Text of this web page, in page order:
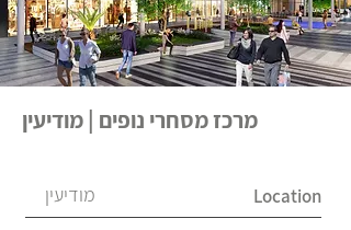
מרכז מסחרי נופים | מודיעין
מודיעין Location